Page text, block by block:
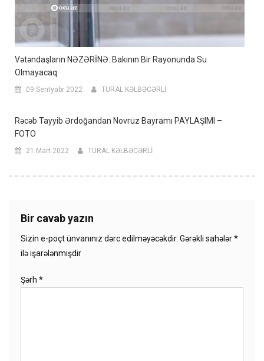
Vətəndaşların NƏZƏRİNƏ: Bakının Bir Rayonunda Su
Olmayacaq
09 Sentyabr 2022 TURAL KƏLBƏCƏRLİ
Rəcəb Tayyib Ərdoğandan Novruz Bayramı PAYLAŞIMI –
FOTO
21 Mart 2022 TURAL KƏLBƏCƏRLİ
Bir cavab yazın
Sizin e-poçt ünvanınız dərc edilməyəcəkdir. Gərəkli sahələr*
ilə işarələnmişdir
Şərh *